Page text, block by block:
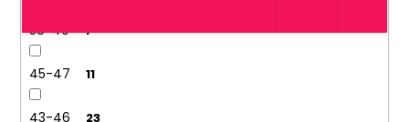
38-40 7
45-47 11
43-46 23